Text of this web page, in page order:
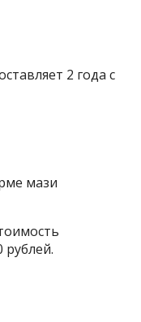
2 года с
мази
рублей.